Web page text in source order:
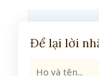
Để lại lời